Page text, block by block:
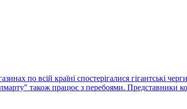
по всій країні спостерігалися гігантські
також працює з перебоями. Представники